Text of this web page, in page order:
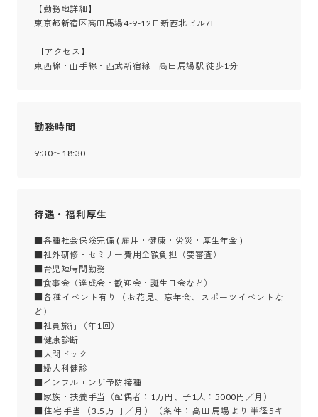
【勤務地詳細】
東京都新宿区高田馬場4-9-12日新西北ビル7F
東西線・山手線・西武新宿線　高田馬場駅 徒歩1分
勤務時間
9:30〜18:30
待遇・福利厚生
■各種社会保険完備 ( 雇用・健康・労災・厚生年金 )
■社外研修・セミナー費用全額負担（要審査）
■育児短時間勤務
■食事会（達成会・歓迎会・誕生日会など）
■各種イベント有り（お花見、忘年会、スポーツイベントな
ど）
■社員旅行（年1回）
■健康診断
■人間ドック
■婦人科健診
■インフルエンザ予防接種
■家族・扶養手当（配偶者：1万円、子1人：5000円／月）
■住宅手当（3.5万円／月）（条件：高田馬場より半径5キ